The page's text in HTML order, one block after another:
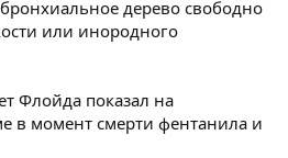
дерево свободно
или инородного
Флойда показал на
в момент смерти фентанила и